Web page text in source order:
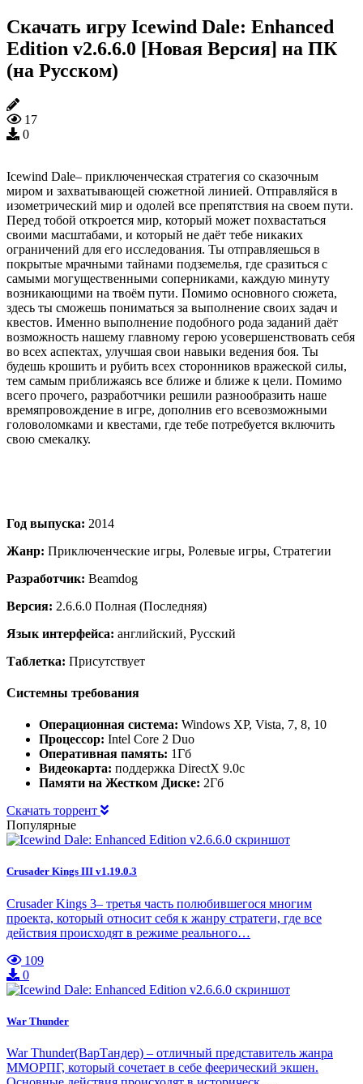
Скачать игру Icewind Dale: Enhanced
Edition v2.6.6.0 [Новая Версия] на ПК
(на Русском)
17
0
Icewind Dale– приключенческая стратегия со сказочным
миром и захватывающей сюжетной линией. Отправляйся в
изометрический мир и одолей все препятствия на своем пути.
Перед тобой откроется мир, который может похвастаться
своими масштабами, и который не даёт тебе никаких
ограничений для его исследования. Ты отправляешься в
покрытые мрачными тайнами подземелья, где сразиться с
самыми могущественными соперниками, каждую минуту
возникающими на твоём пути. Помимо основного сюжета,
здесь ты сможешь пониматься за выполнение своих задач и
квестов. Именно выполнение подобного рода заданий даёт
возможность нашему главному герою усовершенствовать себя
во всех аспектах, улучшая свои навыки ведения боя. Ты
будешь крошить и рубить всех сторонников вражеской силы,
тем самым приближаясь все ближе и ближе к цели. Помимо
всего прочего, разработчики решили разнообразить наше
времяпровождение в игре, дополнив его всевозможными
головоломками и квестами, где тебе потребуется включить
свою смекалку.
Год выпуска: 2014
Жанр: Приключенческие игры, Ролевые игры, Стратегии
Разработчик: Beamdog
Версия: 2.6.6.0 Полная (Последняя)
Язык интерфейса: английский, Русский
Таблетка: Присутствует
Системны требования
Операционная система: Windows XP, Vista, 7, 8, 10
Процессор: Intel Core 2 Duo
Оперативная память: 1Гб
Видеокарта: поддержка DirectX 9.0c
Памяти на Жестком Диске: 2Гб
Скачать торрент
Популярные
Crusader Kings III v1.19.0.3
Crusader Kings 3– третья часть полюбившегося многим
проекта, который относит себя к жанру стратеги, где все
действия происходят в режиме реального…
109
0
War Thunder
War Thunder(ВарТандер) – отличный представитель жанра
ММОРПГ, который сочетает в себе феерический экшен.